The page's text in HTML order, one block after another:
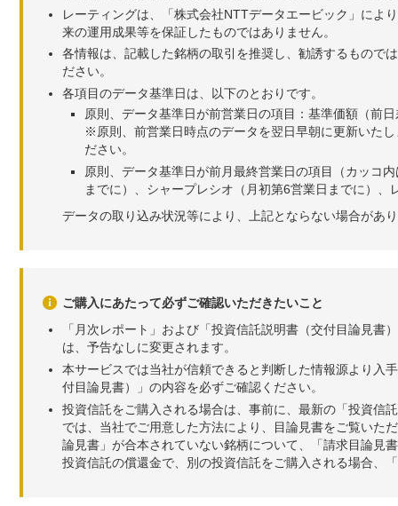
レーティングは、「株式会社NTTデータエービック」によ
来の運用成果等を保証したものではありません。
各情報は、記載した銘柄の取引を推奨し、勧誘するもので
ださい。
各項目のデータ基準日は、以下のとおりです。
原則、データ基準日が前営業日の項目：基準価額（前
※原則、前営業日時点のデータを翌日早朝に更新いた
ださい。
原則、データ基準日が前月最終営業日の項目（カッコ
までに）、シャープレシオ（月初第6営業日までに）
データの取り込み状況等により、上記とならない場合があ
ご購入にあたって必ずご確認いただきたいこと
「月次レポート」および「投資信託説明書（交付目論見
は、予告なしに変更されます。
本サービスでは当社が信頼できると判断した情報源より入
付目論見書）」の内容を必ずご確認ください。
投資信託をご購入される場合は、事前に、最新の「投資信
では、当社でご用意した方法により、目論見書をご覧いた
論見書」が合本されていない銘柄について、「請求目論見
投資信託の償還金で、別の投資信託をご購入される場合、